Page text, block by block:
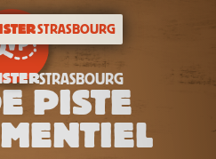
STRASBOURG
STRASBOURG
PISTE